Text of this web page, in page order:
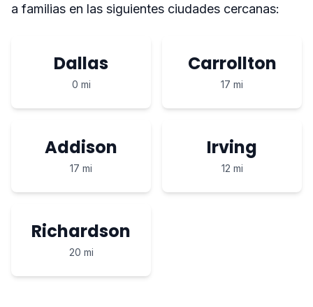
a familias en las siguientes ciudades cercanas:
Dallas
0 mi
Carrollton
17 mi
Addison
17 mi
Irving
12 mi
Richardson
20 mi